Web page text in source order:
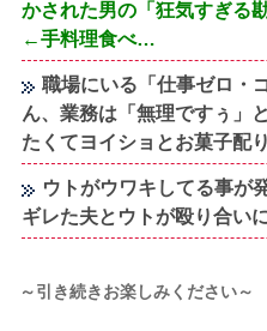
かされた男の「狂気すぎる
←手料理食べ…
職場にいる「仕事ゼロ・
ん、業務は「無理ですぅ」
たくてヨイショとお菓子配
ウトがウワキしてる事が
ギレた夫とウトが殴り合い
～引き続きお楽しみください～